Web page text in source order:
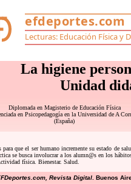
La higiene
Unidad
Diplomada en Magisterio de Educación Física
en Psicopedagogía en la Universidad de A
(España)
que el ser humano incremente su estado de
se busca involucrar a los alumn@s en los
física. Bienestar. Salud.
Revista Digital. Buenos